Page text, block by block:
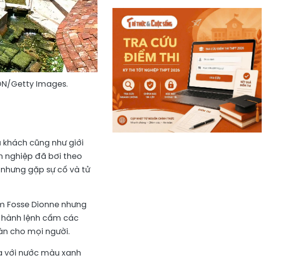
Getty Images.
khách cũng như giới
nghiệp đã bơi theo
gặp sự cố và tử
Dionne nhưng
lệnh cấm các
cho mọi người.
với nước màu xanh